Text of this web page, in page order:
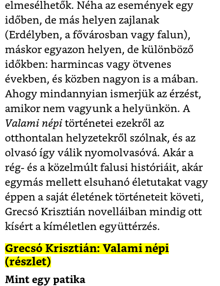
elmesélhetők. Néha az események egy
időben, de más helyen zajlanak
(Erdélyben, a fővárosban vagy falun),
máskor egyazon helyen, de különböző
időkben: harmincas vagy ötvenes
években, és közben nagyon is a mában.
Ahogy mindannyian ismerjük az érzést,
amikor nem vagyunk a helyünkön. A
Valami népi történetei ezekről az
otthontalan helyzetekről szólnak, és az
olvasó így válik nyomolvasóvá. Akár a
rég- és a közelmúlt falusi históriáit, akár
egymás mellett elsuhanó életutakat vagy
éppen a saját életének történeteit követi,
Grecsó Krisztián novelláiban mindig ott
kísért a kíméletlen együttérzés.
Grecsó Krisztián: Valami népi
(részlet)
Mint egy patika